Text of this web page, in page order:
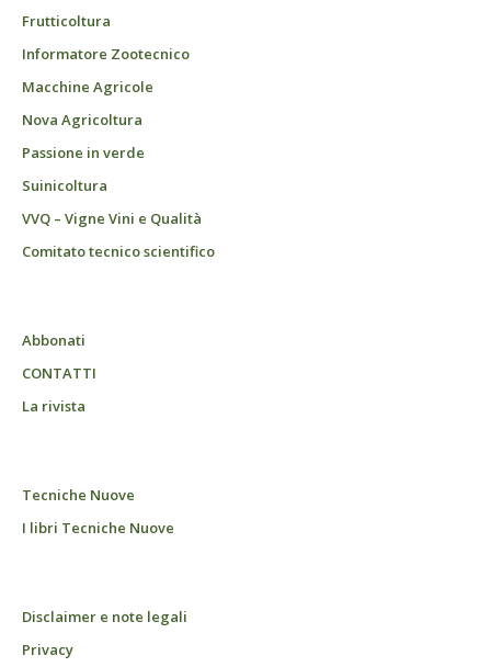
Frutticoltura
Informatore Zootecnico
Macchine Agricole
Nova Agricoltura
Passione in verde
Suinicoltura
VVQ – Vigne Vini e Qualità
Comitato tecnico scientifico
Abbonati
CONTATTI
La rivista
Tecniche Nuove
I libri Tecniche Nuove
Disclaimer e note legali
Privacy